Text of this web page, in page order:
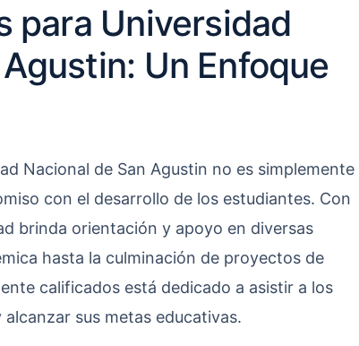
para Universidad
Un Enfoque
Nacional de San Agustin no es simplemente
con el desarrollo de los estudiantes. Con
brinda orientación y apoyo en diversas
hasta la culminación de proyectos de
calificados está dedicado a asistir a los
sus metas educativas.